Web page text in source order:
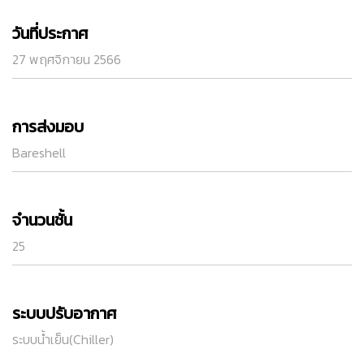
วันที่ประกาศ
27 พฤศจิกายน 2566
การส่งมอบ
Bareshell
จำนวนชั้น
25
ระบบปรับอากาศ
ระบบน้ำเย็น(Chiller)